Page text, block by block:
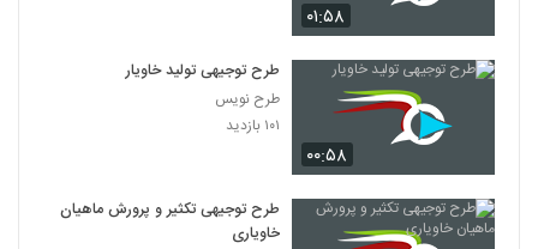
۰۱:۵۸
۰۰:۵۸
طرح توجیهی تولید خاویار
طرح نویس
۱۰۱ بازدید
طرح توجیهی تکثیر و پرورش ماهیان
خاویاری